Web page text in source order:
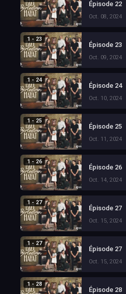
Épisode 22
Oct. 08, 2024
1 - 23
Épisode 23
Oct. 09, 2024
1 - 24
Épisode 24
Oct. 10, 2024
1 - 25
Épisode 25
Oct. 11, 2024
1 - 26
Épisode 26
Oct. 14, 2024
1 - 27
Épisode 27
Oct. 15, 2024
1 - 27
Épisode 27
Oct. 15, 2024
1 - 28
Épisode 28